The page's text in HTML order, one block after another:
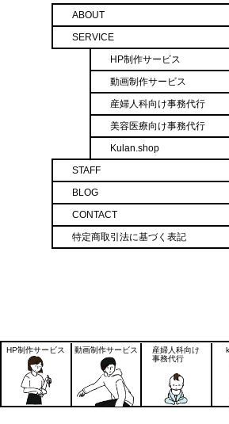
HP制作サービス 動画制作サービス
産婦人科向け
事務代行
ABOUT
SERVICE
HP制作サービス
動画制作サービス
産婦人科向け事務代行
美容医療向け事務代行
Kulan.shop
STAFF
BLOG
CONTACT
特定商取引法に基づく表記
2026 © kulan inc.